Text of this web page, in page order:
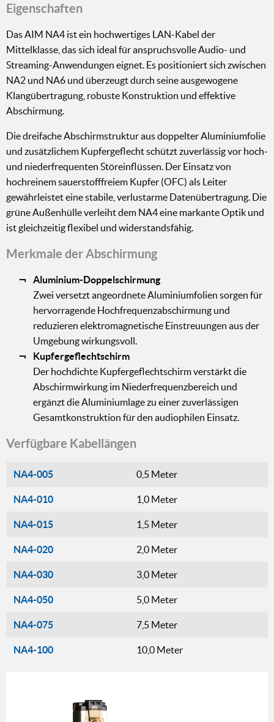
Eigenschaften
Das AIM NA4 ist ein hochwertiges LAN-Kabel der
Mittelklasse, das sich ideal für anspruchsvolle Audio- und
Streaming-Anwendungen eignet. Es positioniert sich zwischen
NA2 und NA6 und überzeugt durch seine ausgewogene
Klangübertragung, robuste Konstruktion und effektive
Abschirmung.
Die dreifache Abschirmstruktur aus doppelter Aluminiumfolie
und zusätzlichem Kupfergeflecht schützt zuverlässig vor hoch-
und niederfrequenten Störeinflüssen. Der Einsatz von
hochreinem sauerstofffreiem Kupfer (OFC) als Leiter
gewährleistet eine stabile, verlustarme Datenübertragung. Die
grüne Außenhülle verleiht dem NA4 eine markante Optik und
ist gleichzeitig flexibel und widerstandsfähig.
Merkmale der Abschirmung
Aluminium-Doppelschirmung
Zwei versetzt angeordnete Aluminiumfolien sorgen für
hervorragende Hochfrequenzabschirmung und
reduzieren elektromagnetische Einstreuungen aus der
Umgebung wirkungsvoll.
Kupfergeflechtschirm
Der hochdichte Kupfergeflechtschirm verstärkt die
Abschirmwirkung im Niederfrequenzbereich und
ergänzt die Aluminiumlage zu einer zuverlässigen
Gesamtkonstruktion für den audiophilen Einsatz.
Verfügbare Kabellängen
NA4-005 0,5 Meter
NA4-010 1,0 Meter
NA4-015 1,5 Meter
NA4-020 2,0 Meter
NA4-030 3,0 Meter
NA4-050 5,0 Meter
NA4-075 7,5 Meter
NA4-100 10,0 Meter